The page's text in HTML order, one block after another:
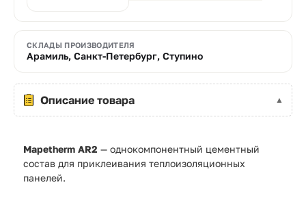
СКЛАДЫ ПРОИЗВОДИТЕЛЯ
Арамиль, Санкт-Петербург, Ступино
Описание товара
Mapetherm AR2 — однокомпонентный цементный
состав для приклеивания теплоизоляционных
панелей.